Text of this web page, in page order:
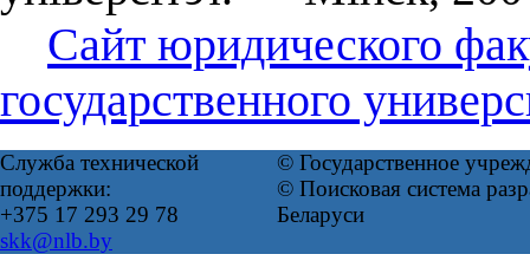
Сайт юридического
государственного
Служба технической
поддержки:
+375 17 293 29 78
skk@nlb.by
© Государственное
© Поисковая система
Беларуси